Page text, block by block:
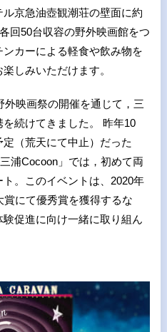
京急油壺観潮荘の壁面に約
回50台収容の野外映画館をつ
カーによる軽食や飲み物を
しみいただけます。
映画祭の開催を通じて，三
続けてきました。 昨年10
（荒天にて中止）だった
浦Cocoon」では，初めて両
。このイベントは、2020年
賞にて優秀賞を獲得するな
促進に向け一緒に取り組ん